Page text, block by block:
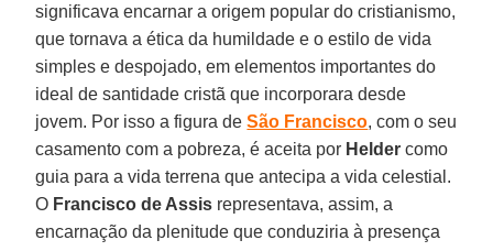
significava encarnar a origem popular do cristianismo,
que tornava a ética da humildade e o estilo de vida
simples e despojado, em elementos importantes do
ideal de santidade cristã que incorporara desde
jovem. Por isso a figura deSão Francisco, com o seu
casamento com a pobreza, é aceita por Helder como
guia para a vida terrena que antecipa a vida celestial.
O Francisco de Assis representava, assim, a
encarnação da plenitude que conduziria à presença